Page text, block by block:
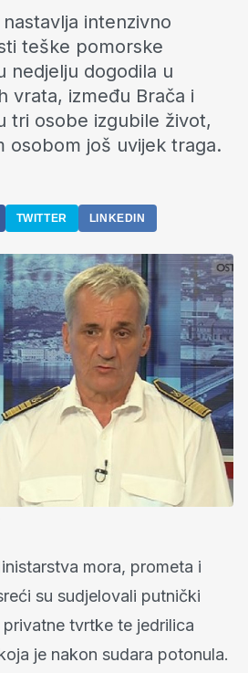
intenzivno
teške pomorske
nedjelju dogodila u
vrata, između Brača i
tri osobe izgubile život,
osobom još uvijek traga.
TWITTER LINKEDIN
mora, prometa i
su sudjelovali putnički
tvrtke te jedrilica
je nakon sudara potonula.